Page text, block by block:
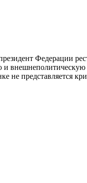
Федерации
и
не представляется